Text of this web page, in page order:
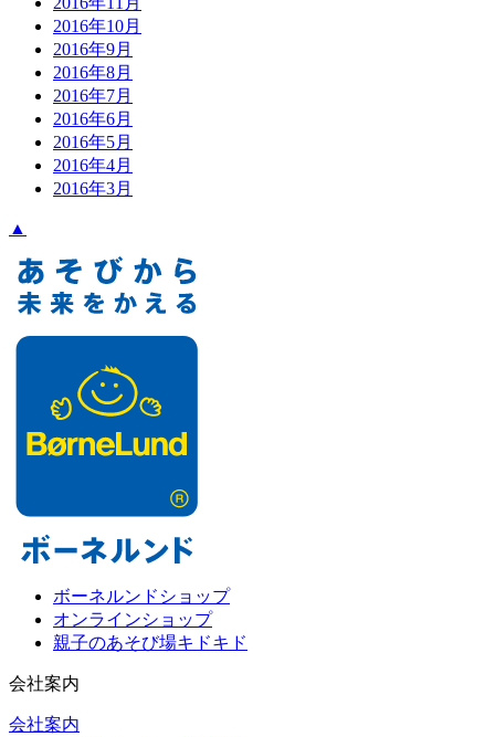
2016年10月
2016年9月
2016年8月
2016年7月
2016年6月
2016年5月
2016年4月
2016年3月
▲
ボーネルンドショップ
オンラインショップ
親子のあそび場キドキド
会社案内
会社案内